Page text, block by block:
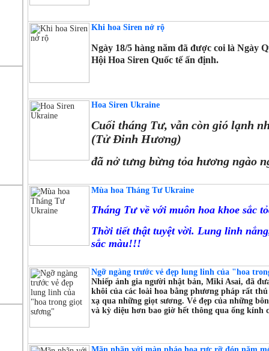
Khi hoa Siren nở rộ
Ngày 18/5 hàng năm đã được coi là Ngày
Hội Hoa Siren Quốc tế ấn định.
Hoa Siren Ukraine
Cuối tháng Tư, vẫn còn gió lạnh
(Tử Đinh Hương)
đã nở tưng bừng tỏa hương ngào
Mùa hoa Tháng Tư Ukraine
Tháng Tư về với muôn hoa khoe sắc
Thời tiết thật tuyệt vời. Lung linh
sắc màu!!!
Ngỡ ngàng trước vẻ đẹp lung linh của "hoa
Nhiếp ảnh gia người nhật bản, Miki Asai, đã
khôi của các loài hoa bằng phương pháp rất
xạ qua những giọt sương. Vẻ đẹp của những
và kỳ diệu hơn bao giờ hết thông qua ống kính